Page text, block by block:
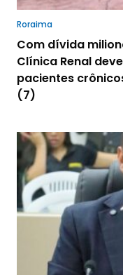
Roraima
Com dívida
Clínica Renal
pacientes
(7)